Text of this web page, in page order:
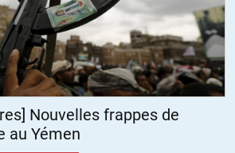
30.03.2015 à 13h47
me semble.
Nouvelles frappes de
au Yémen